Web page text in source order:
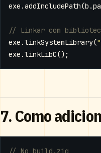
exe .addIncludePath(b .
exe .linkSystemLibrary(
exe .linkLibC();
7. Como